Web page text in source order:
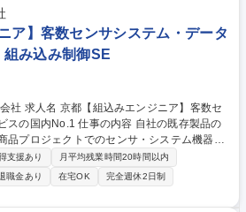
な資格（約10種類）は3～5年をかけて順次
リサイクル工場作
休125日/残業月10h以下！
ア】客数センサシステム・データ
み込み制御SE
客数セ
の内容 自社の既存製品の
品プロジェクトでのセンサ・システム機器
素技術の研究・テスト・企
ェクトや、製品改良など短期的な開発が含ま
売、導入SE、サポートも部署体制があり、
支援あり
月平均残業時間20時間以内
職金あり 在宅OK
完全週休2日制